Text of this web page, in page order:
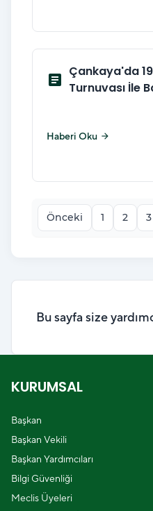
article
Çankaya'da
Turnuvası İle
Haberi Oku arrow_forward
Önceki 1 2 3
Bu sayfa size
KURUMSAL
Başkan
Başkan Vekili
Başkan Yardımcıları
Bilgi Güvenliği
Meclis Üyeleri